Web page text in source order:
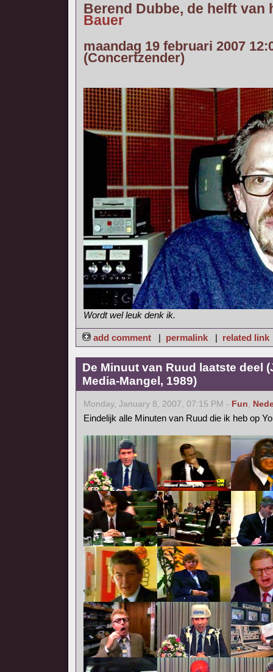
Berend Dubbe, de helft van
Bauer
maandag 19 februari 2007
(Concertzender)
Wordt wel leuk denk ik.
add comment | permalink| related link
De Minuut van Ruud laatste deel
Media-Mangel, 1989)
Monday, January 8, 2007, 07:15 PM - Fun,
Eindelijk alle Minuten van Ruud die ik heb op